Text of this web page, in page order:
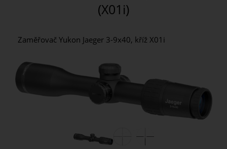
(X01i)
Zaměřovač Yukon Jaeger 3-9x40, kříž X01i